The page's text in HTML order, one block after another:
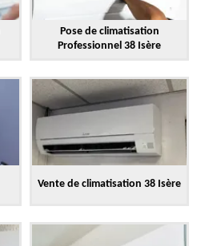
Pose de climatisation
Professionnel 38 Isère
Vente de climatisation 38 Isère